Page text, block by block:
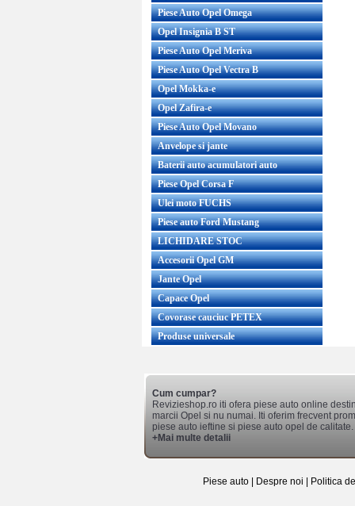
Piese Auto Opel Omega
Opel Insignia B ST
Piese Auto Opel Meriva
Piese Auto Opel Vectra B
Opel Mokka-e
Opel Zafira-e
Piese Auto Opel Movano
Anvelope si jante
Baterii auto acumulatori auto
Piese Opel Corsa F
Ulei moto FUCHS
Piese auto Ford Mustang
LICHIDARE STOC
Accesorii Opel GM
Jante Opel
Capace Opel
Covorase cauciuc PETEX
Produse universale
Cum cumpar?
Revizieshop.ro iti ofera piese auto online
marcii Opel si nu numai. Iti oferim frecvent
piese auto ieftine si piese auto opel de calitate.
+Mai multe detalii
Piese auto Despre noi Politica